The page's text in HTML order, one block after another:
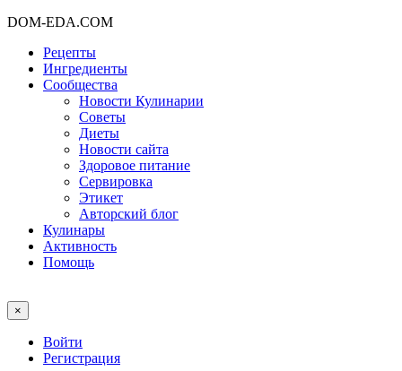
DOM-EDA.COM
Рецепты
Ингредиенты
Сообщества
Новости Кулинарии
Советы
Диеты
Новости сайта
Здоровое питание
Сервировка
Этикет
Авторский блог
Кулинары
Активность
Помощь
×
Войти
Регистрация